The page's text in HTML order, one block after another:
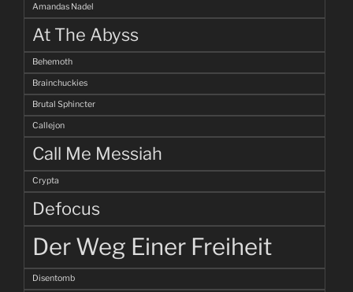
Amandas Nadel
At The Abyss
Behemoth
Brainchuckies
Brutal Sphincter
Callejon
Call Me Messiah
Crypta
Defocus
Der Weg Einer Freiheit
Disentomb